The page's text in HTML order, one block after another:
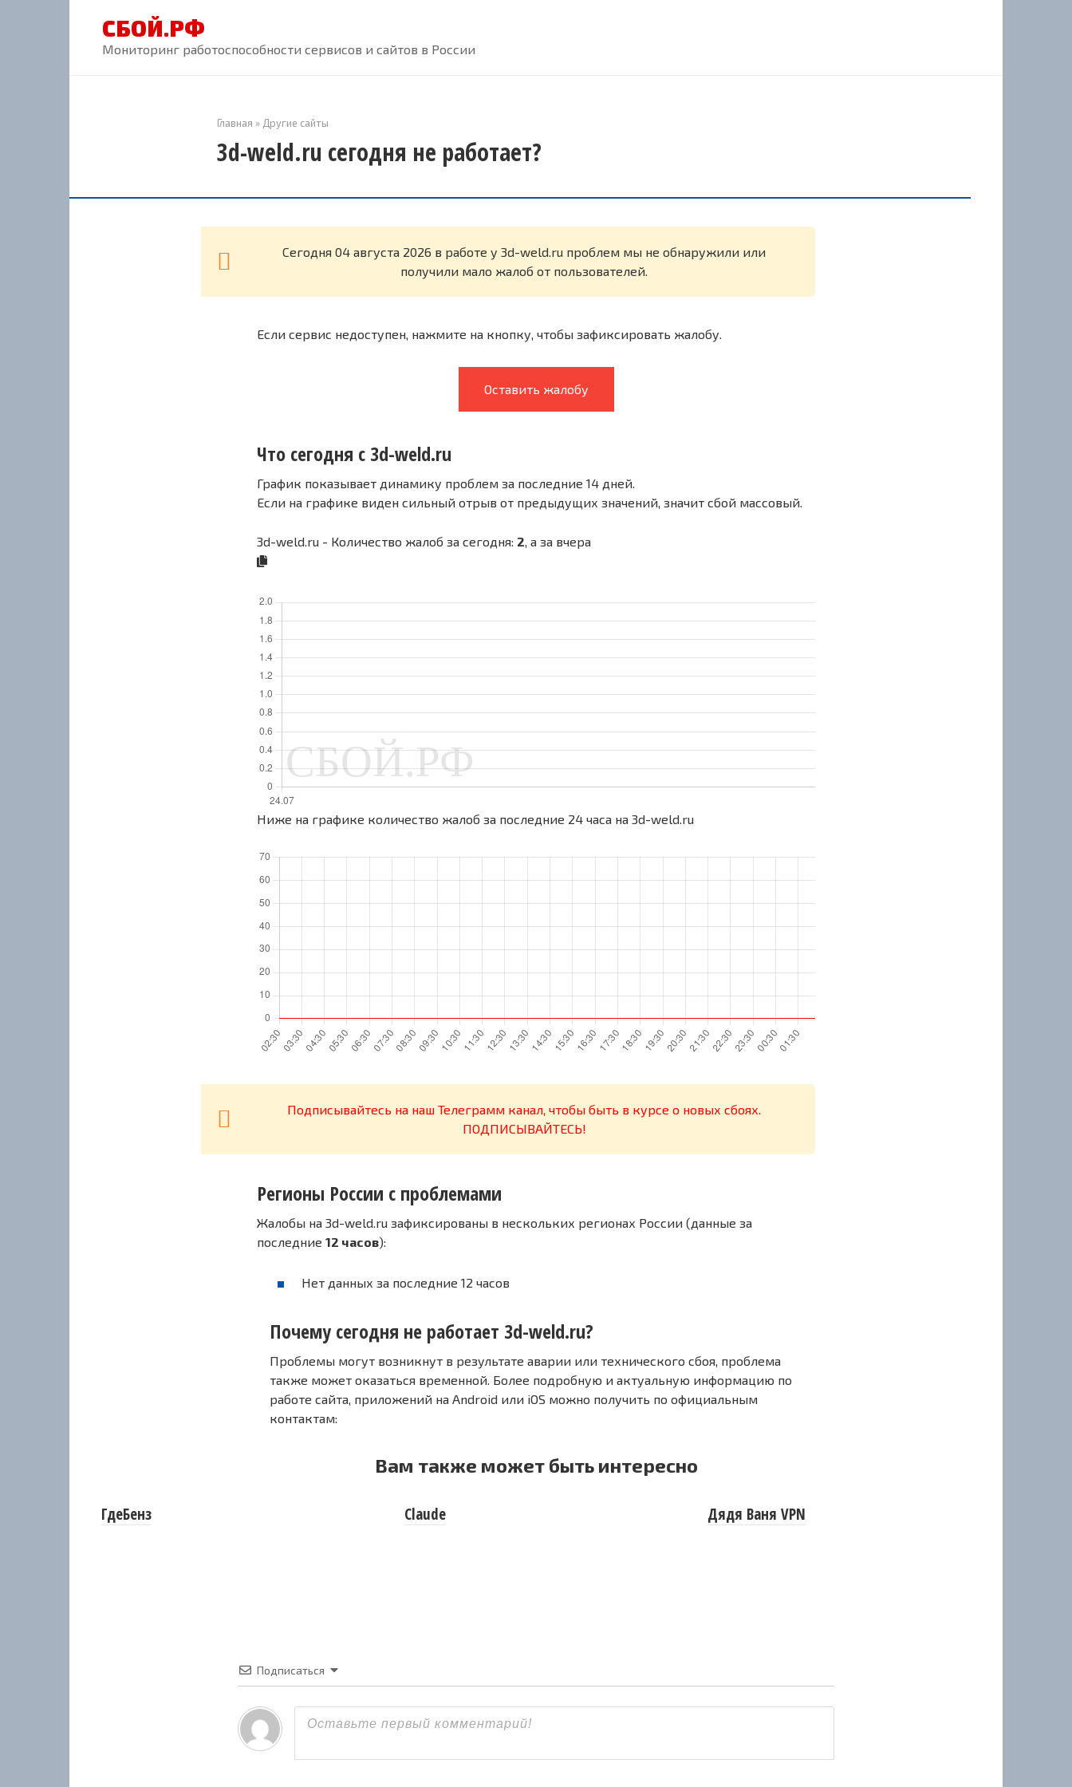
СБОЙ.РФ
Мониторинг работоспособности сервисов и сайтов в России
Главная » Другие сайты
3d-weld.ru сегодня не работает?
Cегодня 04 августа 2026 в работе у 3d-weld.ru проблем мы не обнаружили или
получили мало жалоб от пользователей.
Если сервис недоступен, нажмите на кнопку, чтобы зафиксировать жалобу.
Оставить жалобу
Что сегодня с 3d-weld.ru
График показывает динамику проблем за последние 14 дней.
Если на графике виден сильный отрыв от предыдущих значений, значит сбой массовый.
3d-weld.ru - Количество жалоб за сегодня: 2, а за вчера
Ниже на графике количество жалоб за последние 24 часа на 3d-weld.ru
Подписывайтесь на наш Телеграмм канал, чтобы быть в курсе о новых сбоях.
ПОДПИСЫВАЙТЕСЬ!
Регионы России с проблемами
Жалобы на 3d-weld.ru зафиксированы в нескольких регионах России (данные за
последние 12 часов):
Нет данных за последние 12 часов
Почему сегодня не работает 3d-weld.ru?
Проблемы могут возникнут в результате аварии или технического сбоя, проблема
также может оказаться временной. Более подробную и актуальную информацию по
работе сайта, приложений на Android или iOS можно получить по официальным
контактам:
Вам также может быть интересно
ГдеБенз Claude Дядя Ваня VPN
Подписаться